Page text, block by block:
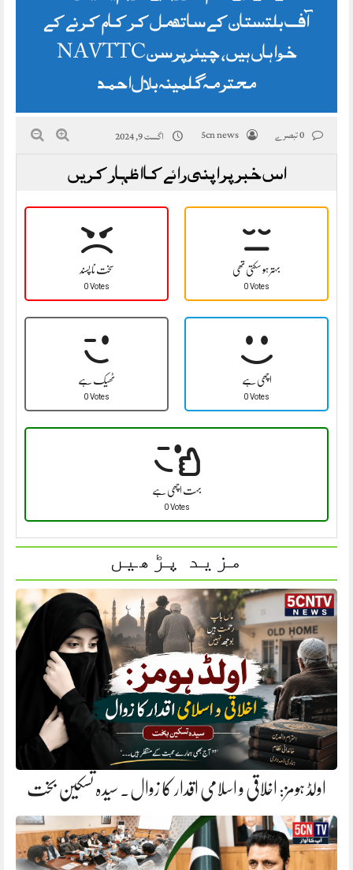
آف بلتستان کے ساتھ مل کر کام کرنے کے
خواہاں ہیں، چیئرپرسن NAVTTC
محترمہ گلمینہ بلال احمد
5cn news اگست 9, 2024
اس خبر پر اپنی رائے کا اظہار کریں
سخت نا پسند
0 Votes
بہتر ہو سکتی تھی
0 Votes
ٹھیک ہے
0 Votes
اچھی ہے
0 Votes
بہت اچھی ہے
0 Votes
مزید پڑھیں
اولڈ ہومز: اخلاقی و اسلامی اقدار کا زوال. سیدہ تسکین بخت